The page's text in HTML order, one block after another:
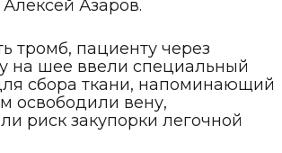
Азаров.
тромб, пациенту через
на шее ввели специальный
сбора ткани, напоминающий
освободили вену,
риск закупорки легочной